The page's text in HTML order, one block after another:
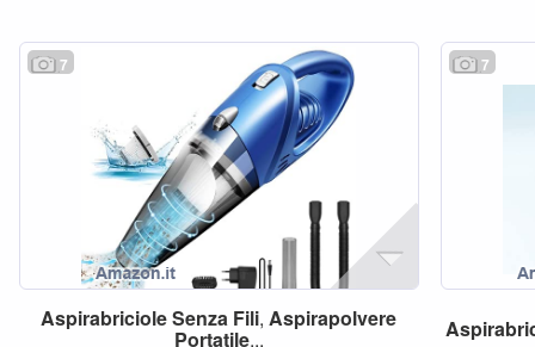
7
AspirabricioleSenza Fili,Aspirapolvere
Portatile...
7